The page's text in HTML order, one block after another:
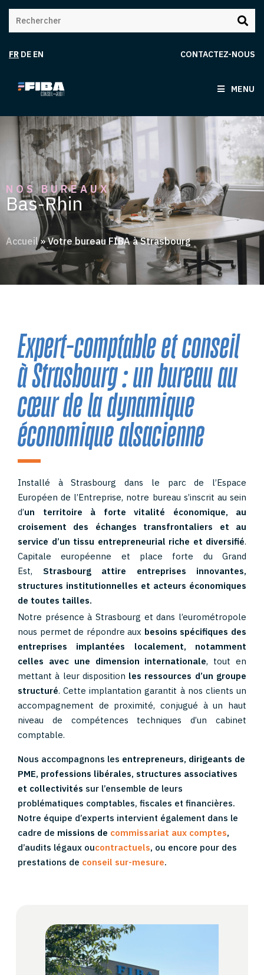
FR DE EN CONTACTEZ-NOUS
MENU
NOS BUREAUX
Bas-Rhin
Accueil»Votre bureau FIBA à Strasbourg
Expert-comptable et conseil
à Strasbourg : un bureau au
cœur de la dynamique
économique alsacienne
Installé à Strasbourg dans le parc de l’Espace
Européen de l’Entreprise, notre bureau s’inscrit au sein
d’un territoire à forte vitalité économique, au
croisement des échanges transfrontaliers et au
service d’un tissu entrepreneurial riche et diversifié.
Capitale européenne et place forte du Grand
Est, Strasbourg attire entreprises innovantes,
structures institutionnelles et acteurs économiques
de toutes tailles.
Notre présence à Strasbourg et dans l’eurométropole
nous permet de répondre aux besoins spécifiques des
entreprises implantées localement, notamment
celles avec une dimension internationale, tout en
mettant à leur disposition les ressources d’un groupe
structuré. Cette implantation garantit à nos clients un
accompagnement de proximité, conjugué à un haut
niveau de compétences techniques d’un cabinet
comptable.
Nous accompagnons les entrepreneurs, dirigeants de
PME, professions libérales, structures associatives
et collectivités sur l’ensemble de leurs
problématiques comptables, fiscales et financières.
Notre équipe d’experts intervient également dans le
cadre de missions de commissariat aux comptes,
d’audits légaux oucontractuels, ou encore pour des
prestations de conseil sur-mesure.